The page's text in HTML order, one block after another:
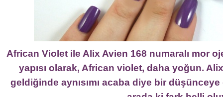
African Violet ile Alix Avien 168 numaralı mor
yapısı olarak, African violet, daha yoğun.
geldiğinde aynısımı acaba diye bir